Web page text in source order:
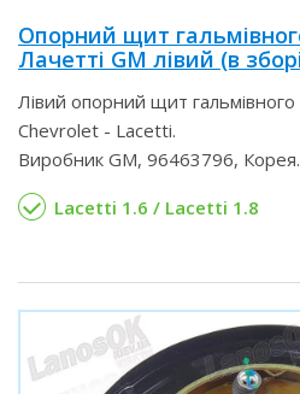
Опорний щит
Лачетті GM лівий (в
Лівий опорний щит гальмівного
Chevrolet - Lacetti.
Виробник GM, 96463796, Корея.
Lacetti 1.6 / Lacetti 1.8